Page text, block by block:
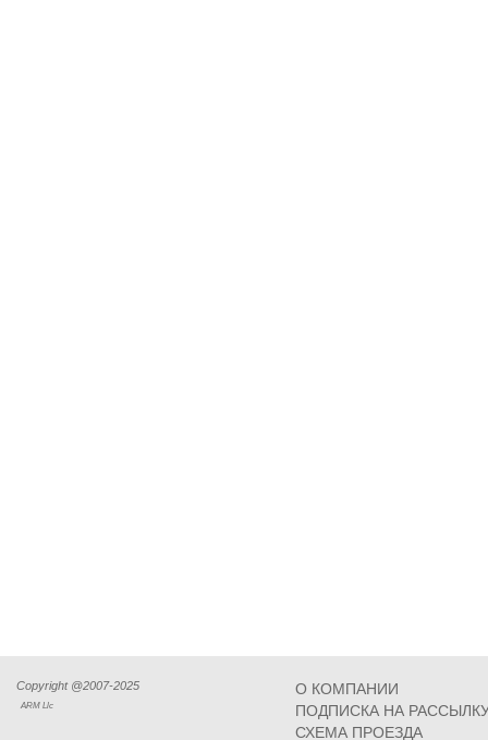
Copyright @2007-2025
ARM Llc
О КОМПАНИИ
ПОДПИСКА НА
СХЕМА ПРОЕЗДА